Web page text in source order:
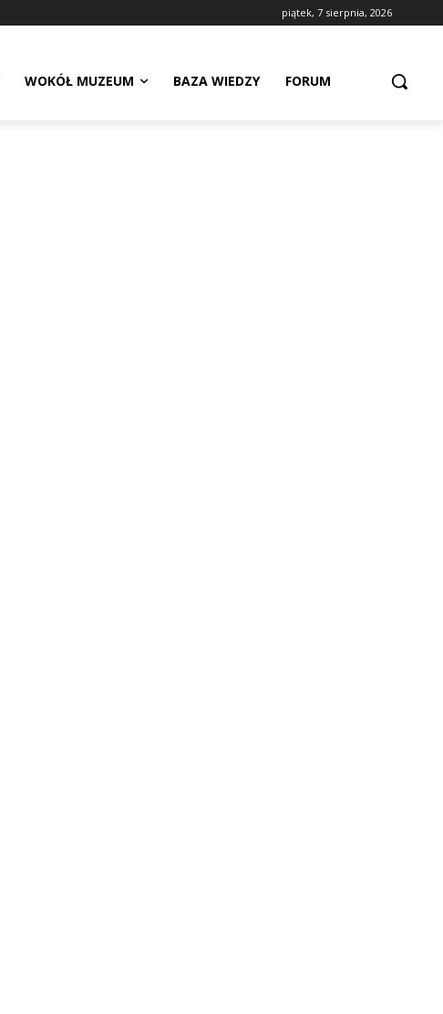
piątek, 7 sierpnia, 2026
WOKÓŁ MUZEUM BAZA WIEDZY FORUM